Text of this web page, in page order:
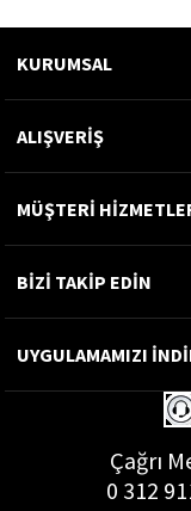
KURUMSAL
ALIŞVERİŞ
MÜŞTERİ
BİZİ TAKİP EDİN
UYGULAMAMIZI
Çağrı
0 312